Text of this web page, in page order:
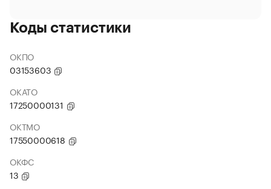
Коды статистики
ОКПО
03153603
ОКАТО
17250000131
ОКТМО
17550000618
ОКФС
13